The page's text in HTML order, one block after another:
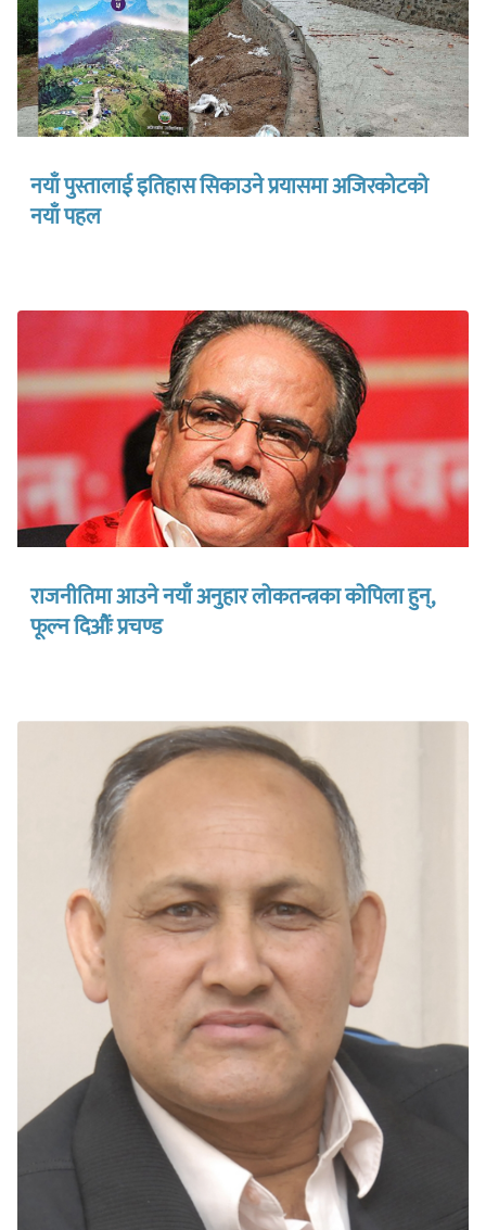
नयाँ पुस्तालाई इतिहास सिकाउने प्रयासमा अजिरकोटको
नयाँ पहल
राजनीतिमा आउने नयाँ अनुहार लोकतन्त्रका कोपिला हुन्,
फूल्न दिऔंः प्रचण्ड